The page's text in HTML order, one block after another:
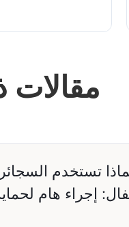
تستخدم
إجراء هام